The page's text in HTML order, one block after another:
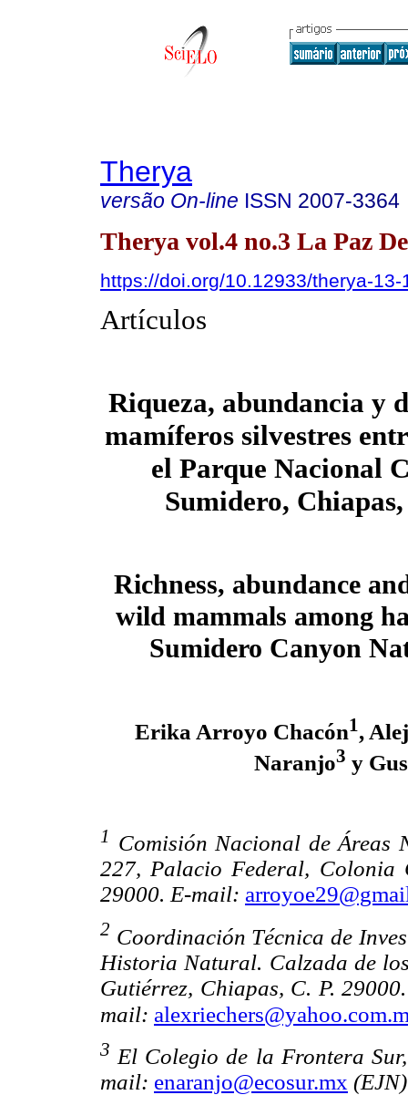
Therya
versão On-line ISSN 2007-3364
Therya vol.4 no.3 La Paz
https://doi.org/10.12933/therya-13-
Artículos
Riqueza, abundancia y
mamíferos silvestres
el Parque Nacional
Sumidero,
Richness, abundance
wild mammals among
Sumidero Canyon
Erika Arroyo Chacón1,
Naranjo3 y
1 Comisión Nacional de Áreas
227, Palacio Federal, Colonia
29000. E-mail:
2 Coordinación Técnica de
Historia Natural. Calzada de
Gutiérrez, Chiapas, C. P.
mail:
3 El Colegio de la Frontera
mail: enaranjo@ecosur.mx